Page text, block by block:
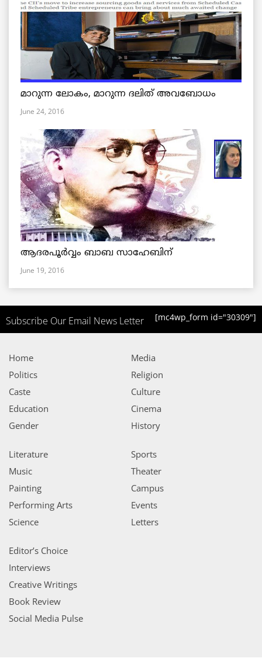
മാറുന്ന ലോകം, മാറുന്ന ദലിത് അവബോധം
June 24, 2016
ആദരപൂര്‍വ്വം ബാബ സാഹേബിന്
June 19, 2016
Subscribe Our Email News Letter [mc4wp_form id="30309"]
Home
Politics
Caste
Education
Gender
Media
Religion
Culture
Cinema
History
Literature
Music
Painting
Performing Arts
Science
Sports
Theater
Campus
Events
Letters
Editor’s Choice
Interviews
Creative Writings
Book Review
Social Media Pulse